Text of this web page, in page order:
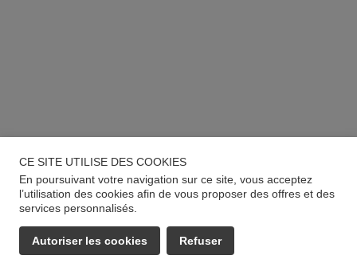
CE SITE UTILISE DES COOKIES
En poursuivant votre navigation sur ce site, vous acceptez
l’utilisation des cookies afin de vous proposer des offres et des
services personnalisés.
Autoriser les cookies Refuser